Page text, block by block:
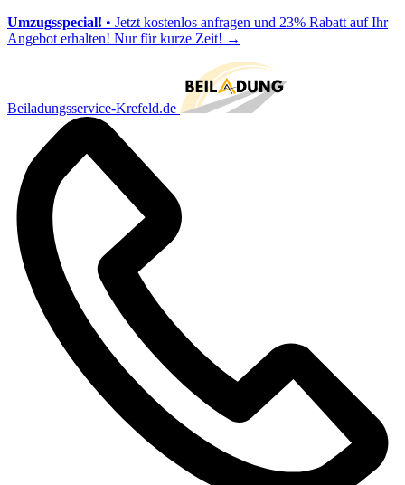
Umzugsspecial! • Jetzt kostenlos anfragen und 23% Rabatt auf Ihr
Angebot erhalten! Nur für kurze Zeit! →
Beiladungsservice-Krefeld.de